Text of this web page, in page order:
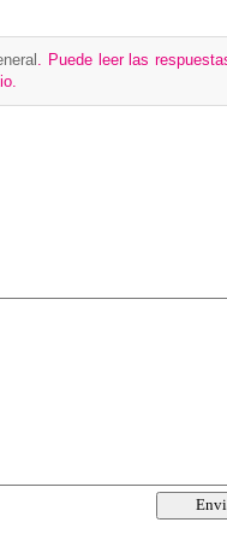
. Puede leer las